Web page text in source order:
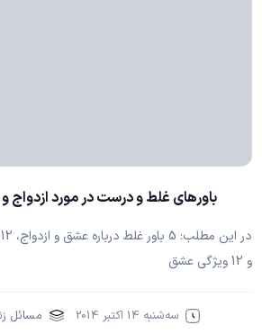
باورهای غلط و درست در مورد
و 12 ویژگی عشق
سه‌شنبه 14 اکتبر 2014 مسائل